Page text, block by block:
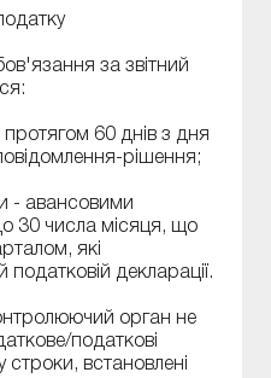
за звітний
60 днів з дня
рішення;
- авансовими
30 числа місяця, що
які
податковій декларації.
орган не
податкові
встановлені